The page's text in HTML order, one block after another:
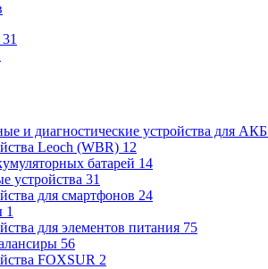
31
и диагностические устройства для АКБ
Leoch (WBR) 12
батарей 14
устройства 31
для смартфонов 24
1
для элементов питания 75
56
FOXSUR 2